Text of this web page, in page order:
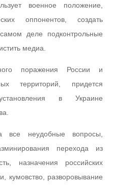
военное положение,
оппонентов, создать
деле подконтрольные
медиа.
поражения России и
территорий, придется
в Украине
неудобные вопросы,
перехода из
назначения российских
кумовство, разворовывание